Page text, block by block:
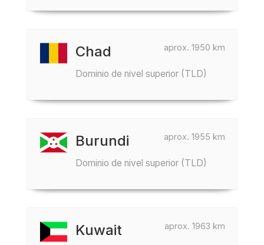
aprox. 1950 km
Chad
Dominio de nivel superior (TLD)
aprox. 1955 km
Burundi
Dominio de nivel superior (TLD)
aprox. 1963 km
Kuwait